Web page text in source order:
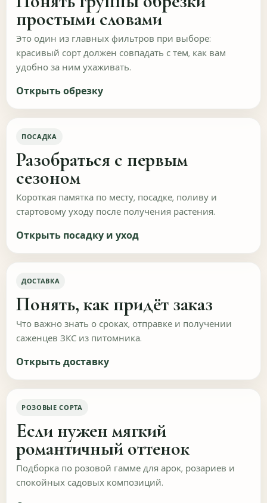
простыми словами
Это один из главных фильтров при выборе:
красивый сорт должен совпадать с тем, как вам
удобно за ним ухаживать.
Открыть обрезку
ПОСАДКА
Разобраться с первым
сезоном
Короткая памятка по месту, посадке, поливу и
стартовому уходу после получения растения.
Открыть посадку и уход
ДОСТАВКА
Понять, как придёт заказ
Что важно знать о сроках, отправке и получении
саженцев ЗКС из питомника.
Открыть доставку
РОЗОВЫЕ СОРТА
Если нужен мягкий
романтичный оттенок
Подборка по розовой гамме для арок, розариев и
спокойных садовых композиций.
ОТПРАВИТЬ
Насколько удобно пользоваться сайтом?
Этот опрос нужен и новым посетителям, и тем, кто уже
сделать навигацию понятнее.
Легко ли найти нужный раздел или растение?
Да
Не всегда Сложно
Понятна ли логика разделов и карточек?
Частично
Понятно ли, как добавить в корзину и оформить
заказ?
Да
Легко ли найти информацию по доставке, оплате
и уходу?
Да Скорее да